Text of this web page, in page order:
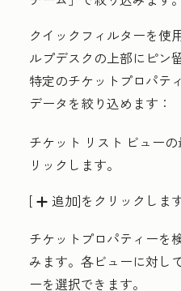
クイックフィルターを使
ルプデスクの上部にピン
特定のチケットプロパテ
データを絞り込めます：
チケット リスト ビュー
リックします。
[ add 追加]をクリックします
チケット プロパティーを
みます。各ビューに対し
ーを選択できます。